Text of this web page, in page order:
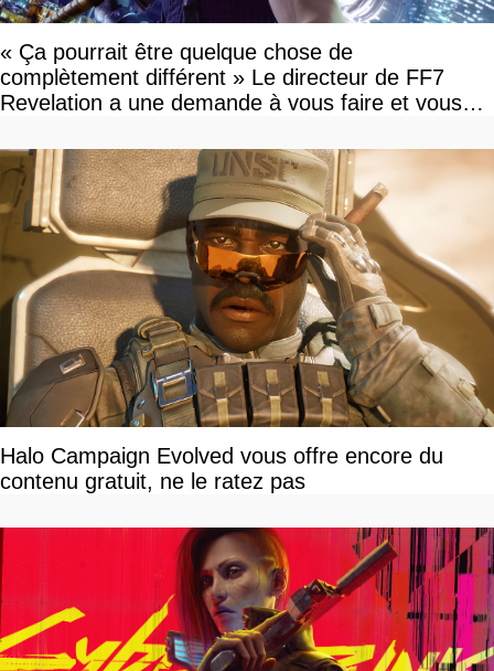
« Ça pourrait être quelque chose de
complètement différent » Le directeur de FF7
Revelation a une demande à vous faire et vous
Halo Campaign Evolved vous offre encore du
contenu gratuit, ne le ratez pas